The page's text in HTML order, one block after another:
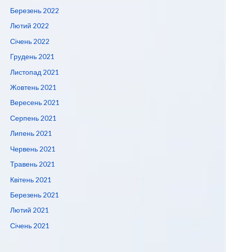
Березень 2022
Лютий 2022
Січень 2022
Грудень 2021
Листопад 2021
Жовтень 2021
Вересень 2021
Серпень 2021
Липень 2021
Червень 2021
Травень 2021
Квітень 2021
Березень 2021
Лютий 2021
Січень 2021